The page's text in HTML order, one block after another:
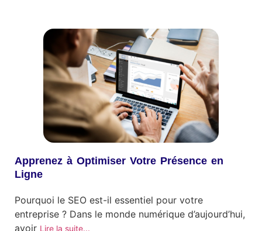
Apprenez à Optimiser Votre Présence en
Ligne
Pourquoi le SEO est-il essentiel pour votre
entreprise ? Dans le monde numérique d’aujourd’hui,
avoir Lire la suite...